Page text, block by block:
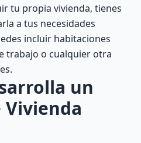
tu propia vivienda, tienes
a tus necesidades
incluir habitaciones
trabajo o cualquier otra
un
Vivienda